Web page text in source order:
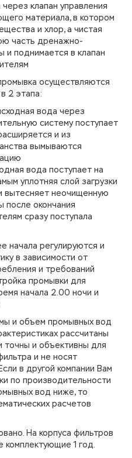
через клапан управления
материала, в котором
и хлор, а чистая
часть дренажно-
и поднимается в клапан
осуществляются
2 этапа:
вода через
систему поступает
и из
вымываются
вода поступает на
уплотняя слой загрузки
вытесняет неочищенную
после окончания
сразу поступала
начала регулируются и
в зависимости от
и требований
промывки для
начала 2.00 ночи и
и объем промывных вод
рассчитаны
точны и объективны для
и не носят
в другой компании Вам
по производительности
вод ниже, то
расчетов
На корпуса фильтров
комплектующие 1 год.